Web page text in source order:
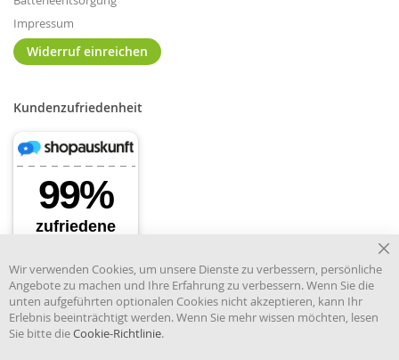
Impressum
Widerruf einreichen
Kundenzufriedenheit
Händler im offiziellen Register
Wir verwenden Cookies, um unsere Dienste zu verbessern, persönliche
Angebote zu machen und Ihre Erfahrung zu verbessern. Wenn Sie die
unten aufgeführten optionalen Cookies nicht akzeptieren, kann Ihr
Erlebnis beeinträchtigt werden. Wenn Sie mehr wissen möchten, lesen
Sie bitte dieCookie-Richtlinie.